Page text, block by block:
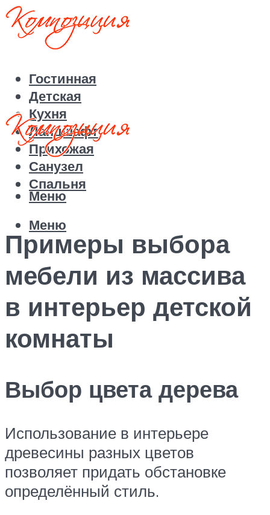
Гостинная
Детская
Кухня
Ландшафт
Прихожая
Санузел
Спальня
Меню
Меню
Примеры выбора
мебели из массива
в интерьер детской
комнаты
Выбор цвета дерева
Использование в интерьере
древесины разных цветов
позволяет придать обстановке
определённый стиль.